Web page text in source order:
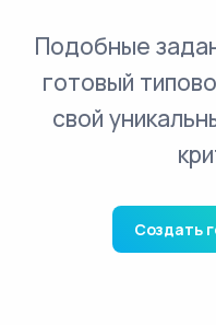
Подобные
готовый
свой
Создать